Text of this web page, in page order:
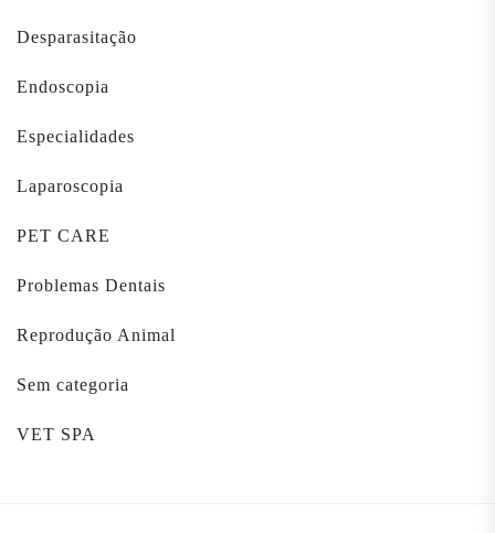
Desparasitação
Endoscopia
Especialidades
Laparoscopia
PET CARE
Problemas Dentais
Reprodução Animal
Sem categoria
VET SPA